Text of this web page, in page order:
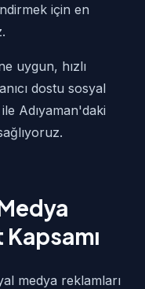
için en
uygun, hızlı
dostu sosyal
Adıyaman'daki
medya reklamları